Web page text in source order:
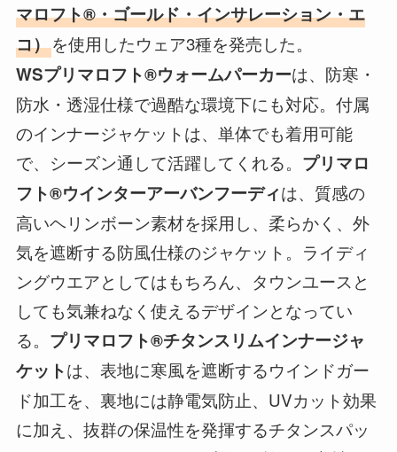
マロフト®・ゴールド・インサレーション・エ
コ）を使用したウェア3種を発売した。
WSプリマロフト®ウォームパーカーは、防寒・
防水・透湿仕様で過酷な環境下にも対応。付属
のインナージャケットは、単体でも着用可能
で、シーズン通して活躍してくれる。 プリマロ
フト®ウインターアーバンフーディは、質感の
高いヘリンボーン素材を採用し、柔らかく、外
気を遮断する防風仕様のジャケット。ライディ
ングウエアとしてはもちろん、タウンユースと
しても気兼ねなく使えるデザインとなってい
る。 プリマロフト®チタンスリムインナージャ
ケットは、表地に寒風を遮断するウインドガー
ド加工を、裏地には静電気防止、UVカット効果
に加え、抜群の保温性を発揮するチタンスパッ